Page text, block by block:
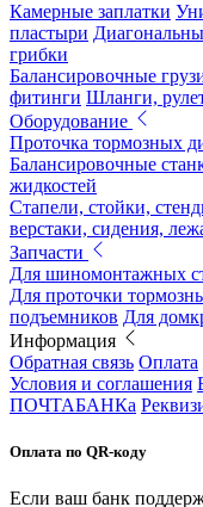
Камерные заплатки
пластыри
грибки
Балансировочные
фитинги Шланги,
Оборудование
Проточка тормозных
Балансировочные
жидкостей
Стапели, стойки,
верстаки, сидения,
Запчасти
Для шиномонтажных
Для проточки
подъемников Для
Информация
Обратная связь Оплата
Условия и соглашения
ПОЧТАБАНКа
Оплата по QR-коду
Если ваш банк